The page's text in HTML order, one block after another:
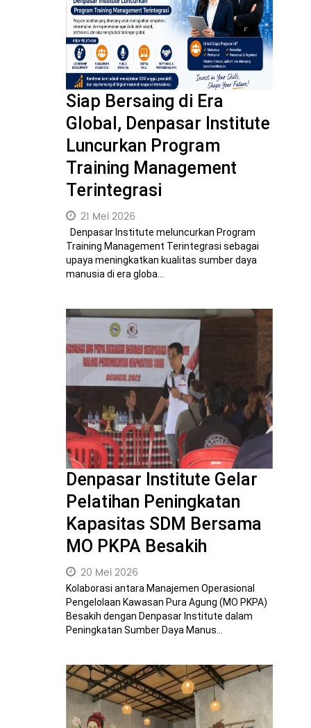
Siap Bersaing di Era
Global, Denpasar Institute
Luncurkan Program
Training Management
Terintegrasi
21 Mei 2026
Denpasar Institute meluncurkan Program
Training Management Terintegrasi sebagai
upaya meningkatkan kualitas sumber daya
manusia di era globa...
Denpasar Institute Gelar
Pelatihan Peningkatan
Kapasitas SDM Bersama
MO PKPA Besakih
20 Mei 2026
Kolaborasi antara Manajemen Operasional
Pengelolaan Kawasan Pura Agung (MO PKPA)
Besakih dengan Denpasar Institute dalam
Peningkatan Sumber Daya Manus...